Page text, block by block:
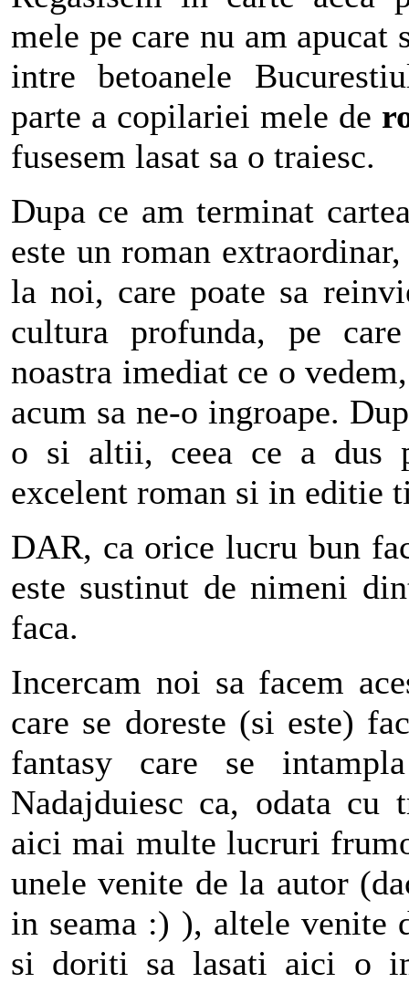
mele pe care nu am
intre betoanele
parte a copilariei mele de
fusesem lasat sa o traiesc.
Dupa ce am terminat
este un roman
la noi, care poate sa
cultura profunda, pe
noastra imediat ce o
acum sa ne-o ingroape.
o si altii, ceea ce a dus
excelent roman si in editie
DAR, ca orice lucru bun
este sustinut de nimeni
faca.
Incercam noi sa facem
care se doreste (si este)
fantasy care se
Nadajduiesc ca, odata cu
aici mai multe lucruri
unele venite de la autor
in seama :) ), altele venite
si doriti sa lasati aici o